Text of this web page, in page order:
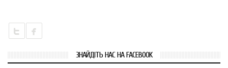
ЗНАЙДІТЬ НАС НА FACEBOOK